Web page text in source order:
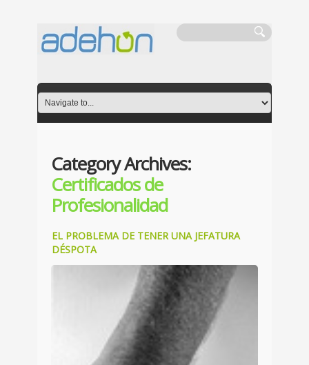
Category Archives:
Certificados de
Profesionalidad
EL PROBLEMA DE TENER UNA JEFATURA
DÉSPOTA